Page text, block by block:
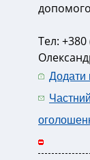
Тел:
Додати